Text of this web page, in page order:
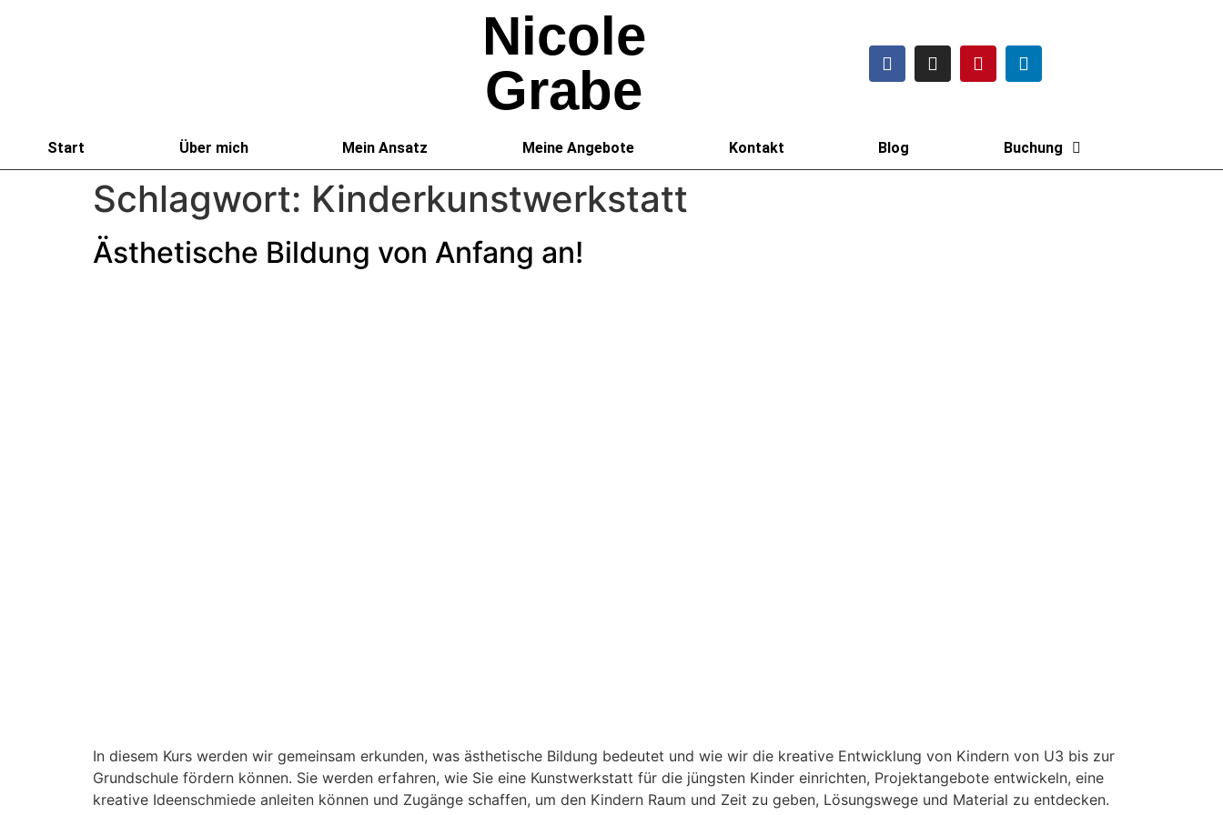
Nicole
Grabe
Start Über mich Mein Ansatz Meine Angebote Kontakt Blog Buchung
Schlagwort: Kinderkunstwerkstatt
Ästhetische Bildung von Anfang an!
In diesem Kurs werden wir gemeinsam erkunden, was ästhetische Bildung bedeutet und wie wir die kreative Entwicklung von Kindern von U3 bis zur
Grundschule fördern können. Sie werden erfahren, wie Sie eine Kunstwerkstatt für die jüngsten Kinder einrichten, Projektangebote entwickeln, eine
kreative Ideenschmiede anleiten können und Zugänge schaffen, um den Kindern Raum und Zeit zu geben, Lösungswege und Material zu entdecken.